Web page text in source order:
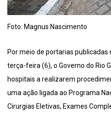
Foto: Magnus Nascimento
Por meio de portarias publicadas
terça-feira (6), o Governo do Rio
hospitais a realizarem
uma ação ligada ao Programa
Cirurgias Eletivas, Exames